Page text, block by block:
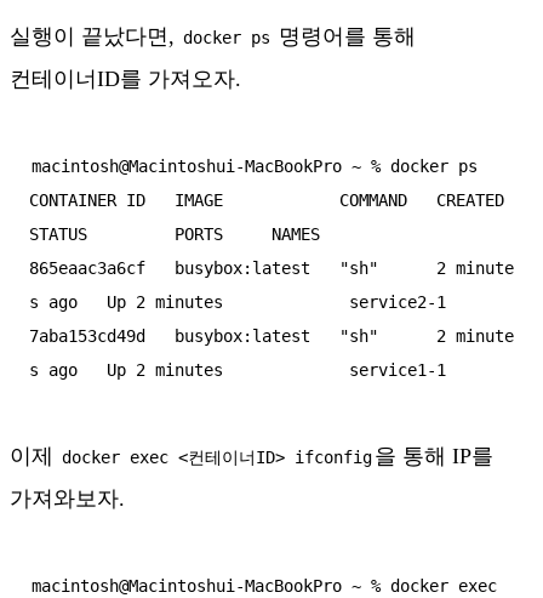
실행이 끝났다면, docker ps
명령어를 통해
컨테이너ID를 가져오자.
macintosh@Macintoshui-MacBookPro ~ % docker ps
CONTAINER ID   IMAGE            COMMAND   CREATED
STATUS         PORTS     NAMES
865eaac3a6cf   busybox:latest   "sh"      2 minute
s ago   Up 2 minutes             service2-1
7aba153cd49d   busybox:latest   "sh"      2 minute
이제 docker exec <컨테이너ID> ifconfig을 통해 IP를
가져와보자.
macintosh@Macintoshui-MacBookPro ~ % docker exec